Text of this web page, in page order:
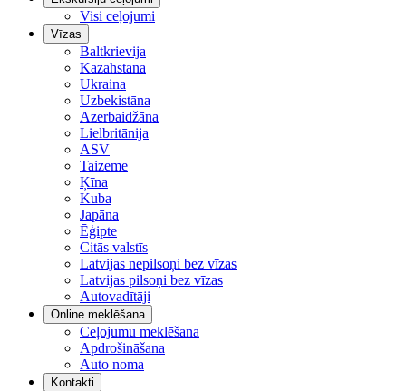
Visi ceļojumi
Vīzas
Baltkrievija
Kazahstāna
Ukraina
Uzbekistāna
Azerbaidžāna
Lielbritānija
ASV
Taizeme
Ķīna
Kuba
Japāna
Ēģipte
Citās valstīs
Latvijas nepilsoņi bez vīzas
Latvijas pilsoņi bez vīzas
Autovadītāji
Online meklēšana
Ceļojumu meklēšana
Apdrošināšana
Auto noma
Kontakti